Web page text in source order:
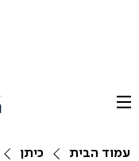
עמוד הבית כיתן